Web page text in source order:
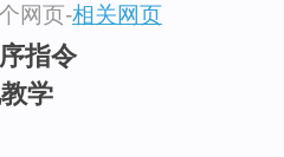
网页-相关网页
指令
学